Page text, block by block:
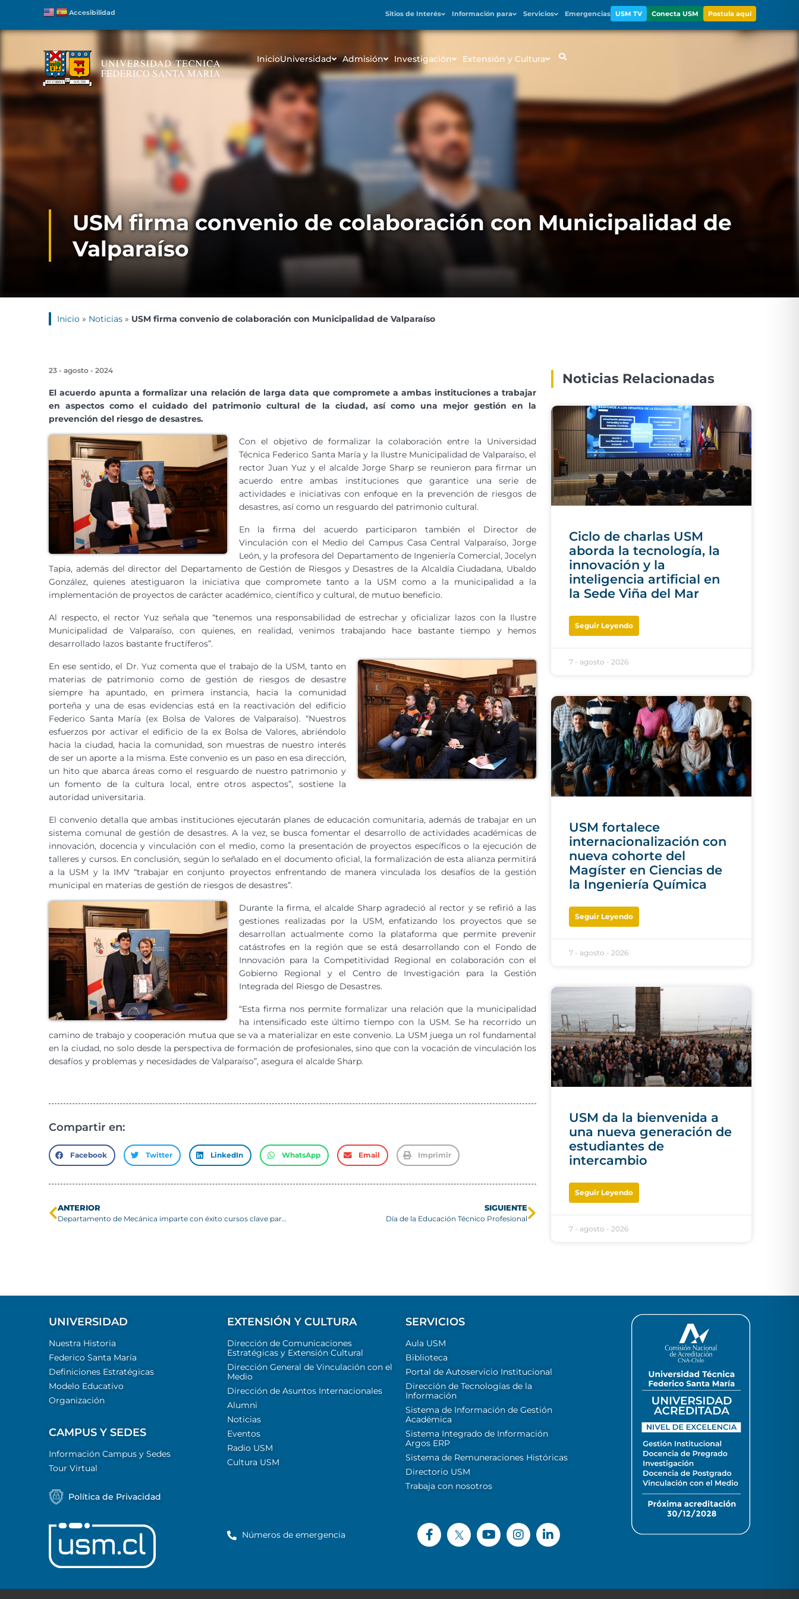
Accesibilidad Sitios de Interés Información para Servicios Emergencias USM TV Conecta USM Postula aquí
InicioUniversidad Admisión Investigación Extensión y Cultura
USM firma convenio de colaboración con Municipalidad de
Valparaíso
Inicio » Noticias » USM firma convenio de colaboración con Municipalidad de Valparaíso
23 - agosto - 2024
El acuerdo apunta a formalizar una relación de larga data que compromete a ambas instituciones a trabajar
en aspectos como el cuidado del patrimonio cultural de la ciudad, así como una mejor gestión en la
prevención del riesgo de desastres.
Con el objetivo de formalizar la colaboración entre la Universidad
Técnica Federico Santa María y la Ilustre Municipalidad de Valparaíso, el
rector Juan Yuz y el alcalde Jorge Sharp se reunieron para firmar un
acuerdo entre ambas instituciones que garantice una serie de
actividades e iniciativas con enfoque en la prevención de riesgos de
desastres, así como un resguardo del patrimonio cultural.
En la firma del acuerdo participaron también el Director de
Vinculación con el Medio del Campus Casa Central Valparaíso, Jorge
León, y la profesora del Departamento de Ingeniería Comercial, Jocelyn
Tapia, además del director del Departamento de Gestión de Riesgos y Desastres de la Alcaldía Ciudadana, Ubaldo
González, quienes atestiguaron la iniciativa que compromete tanto a la USM como a la municipalidad a la
implementación de proyectos de carácter académico, científico y cultural, de mutuo beneficio.
Al respecto, el rector Yuz señala que “tenemos una responsabilidad de estrechar y oficializar lazos con la Ilustre
Municipalidad de Valparaíso, con quienes, en realidad, venimos trabajando hace bastante tiempo y hemos
desarrollado lazos bastante fructíferos”.
En ese sentido, el Dr. Yuz comenta que el trabajo de la USM, tanto en
materias de patrimonio como de gestión de riesgos de desastre
siempre ha apuntado, en primera instancia, hacia la comunidad
porteña y una de esas evidencias está en la reactivación del edificio
Federico Santa María (ex Bolsa de Valores de Valparaíso). “Nuestros
esfuerzos por activar el edificio de la ex Bolsa de Valores, abriéndolo
hacia la ciudad, hacia la comunidad, son muestras de nuestro interés
de ser un aporte a la misma. Este convenio es un paso en esa dirección,
un hito que abarca áreas como el resguardo de nuestro patrimonio y
un fomento de la cultura local, entre otros aspectos”, sostiene la
autoridad universitaria.
El convenio detalla que ambas instituciones ejecutarán planes de educación comunitaria, además de trabajar en un
sistema comunal de gestión de desastres. A la vez, se busca fomentar el desarrollo de actividades académicas de
innovación, docencia y vinculación con el medio, como la presentación de proyectos específicos o la ejecución de
talleres y cursos. En conclusión, según lo señalado en el documento oficial, la formalización de esta alianza permitirá
a la USM y la IMV “trabajar en conjunto proyectos enfrentando de manera vinculada los desafíos de la gestión
municipal en materias de gestión de riesgos de desastres”.
Durante la firma, el alcalde Sharp agradeció al rector y se refirió a las
gestiones realizadas por la USM, enfatizando los proyectos que se
desarrollan actualmente como la plataforma que permite prevenir
catástrofes en la región que se está desarrollando con el Fondo de
Innovación para la Competitividad Regional en colaboración con el
Gobierno Regional y el Centro de Investigación para la Gestión
Integrada del Riesgo de Desastres.
“Esta firma nos permite formalizar una relación que la municipalidad
ha intensificado este último tiempo con la USM. Se ha recorrido un
camino de trabajo y cooperación mutua que se va a materializar en este convenio. La USM juega un rol fundamental
en la ciudad, no solo desde la perspectiva de formación de profesionales, sino que con la vocación de vinculación los
desafíos y problemas y necesidades de Valparaíso”, asegura el alcalde Sharp.
Compartir en:
Facebook Twitter LinkedIn WhatsApp Email Imprimir
ANTERIOR
Departamento de Mecánica imparte con éxito cursos clave para la industria
SIGUIENTE
Día de la Educación Técnico Profesional
Noticias Relacionadas
Ciclo de charlas USM
aborda la tecnología, la
innovación y la
inteligencia artificial en
la Sede Viña del Mar
Seguir Leyendo
7 - agosto - 2026
USM fortalece
internacionalización con
nueva cohorte del
Magíster en Ciencias de
la Ingeniería Química
Seguir Leyendo
7 - agosto - 2026
USM da la bienvenida a
una nueva generación de
estudiantes de
intercambio
Seguir Leyendo
7 - agosto - 2026
UNIVERSIDAD
Nuestra Historia
Federico Santa María
Definiciones Estratégicas
Modelo Educativo
Organización
CAMPUS Y SEDES
Información Campus y Sedes
Tour Virtual
Política de Privacidad
EXTENSIÓN Y CULTURA
Dirección de Comunicaciones
Estratégicas y Extensión Cultural
Dirección General de Vinculación con el
Medio
Dirección de Asuntos Internacionales
Alumni
Noticias
Eventos
Radio USM
Cultura USM
SERVICIOS
Aula USM
Biblioteca
Portal de Autoservicio Institucional
Dirección de Tecnologías de la
Información
Sistema de Información de Gestión
Académica
Sistema Integrado de Información
Argos ERP
Sistema de Remuneraciones Históricas
Directorio USM
Trabaja con nosotros
Números de emergencia